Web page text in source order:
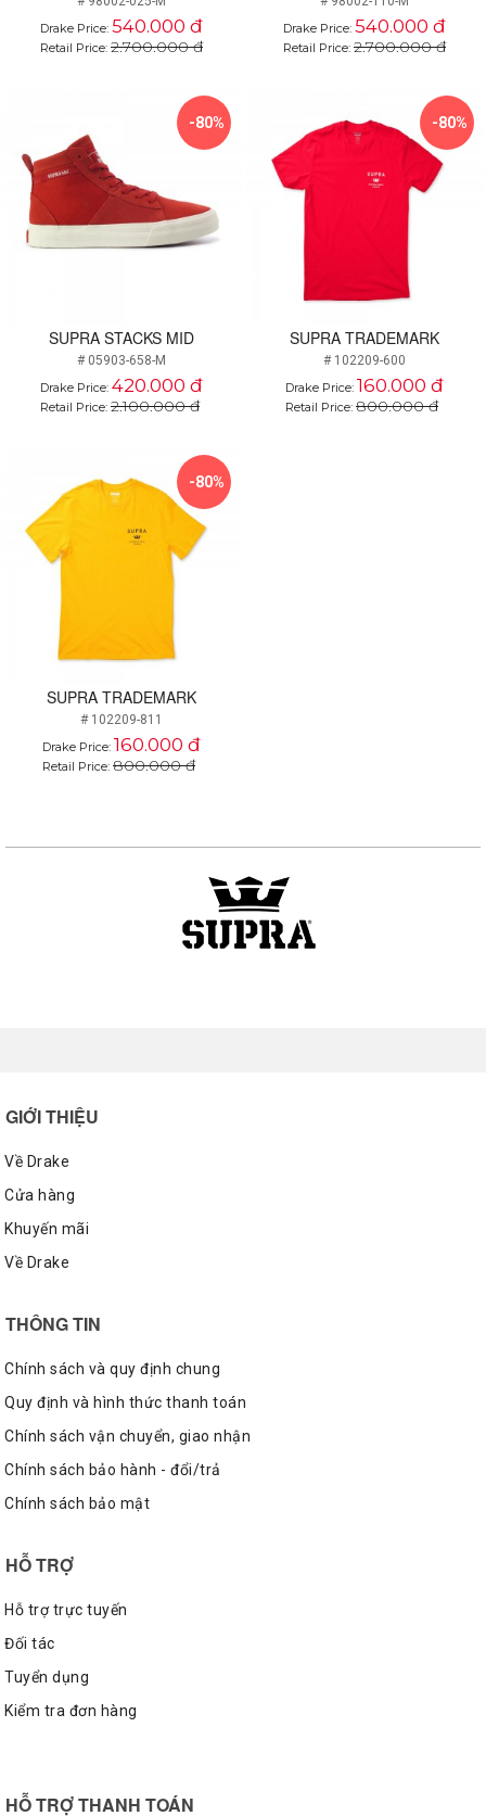
Drake Price: 540.000 đ
Retail Price: 2.700.000 đ
Drake Price: 540.000 đ
Retail Price: 2.700.000 đ
-80%
SUPRA STACKS MID
# 05903-658-M
Drake Price: 420.000 đ
Retail Price: 2.100.000 đ
-80%
SUPRA TRADEMARK
# 102209-600
Drake Price: 160.000 đ
Retail Price: 800.000 đ
-80%
SUPRA TRADEMARK
# 102209-811
Drake Price: 160.000 đ
Retail Price: 800.000 đ
GIỚI THIỆU
Về Drake
Cửa hàng
Khuyến mãi
Về Drake
THÔNG TIN
Chính sách và quy định chung
Quy định và hình thức thanh toán
Chính sách vận chuyển, giao nhận
Chính sách bảo hành - đổi/trả
Chính sách bảo mật
HỖ TRỢ
Hỗ trợ trực tuyến
Đối tác
Tuyển dụng
Kiểm tra đơn hàng
HỖ TRỢ THANH TOÁN